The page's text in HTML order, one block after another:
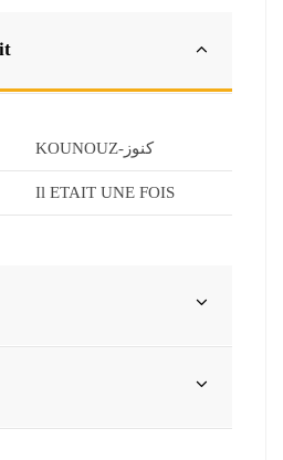
KOUNOUZ-كنوز
Il ETAIT UNE FOIS